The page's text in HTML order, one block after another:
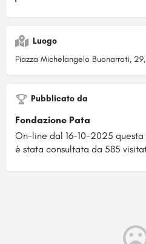
Luogo
Piazza Michelangelo Buonarroti,
Pubblicato da
Fondazione Pata
On-line dal 16-10-2025 questa
è stata consultata da 585